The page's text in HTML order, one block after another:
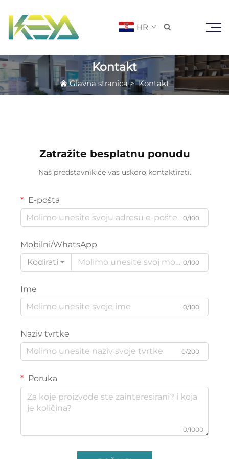
HR 
Kontakt
Glavna stranica>Kontakt
Zatražite besplatnu ponudu
Naš predstavnik će vas uskoro kontaktirati.
E-pošta
0/100
Mobilni/WhatsApp
Kodirati
0/100
Ime
0/100
Naziv tvrtke
0/200
Poruka
0/1000